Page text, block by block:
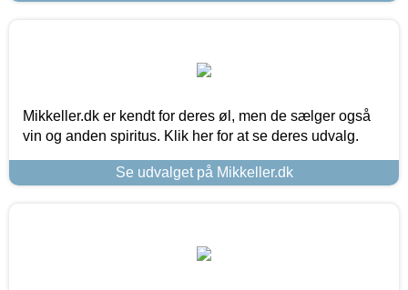
Mikkeller.dk er kendt for deres øl, men de sælger også
vin og anden spiritus. Klik her for at se deres udvalg.
Se udvalget på Mikkeller.dk